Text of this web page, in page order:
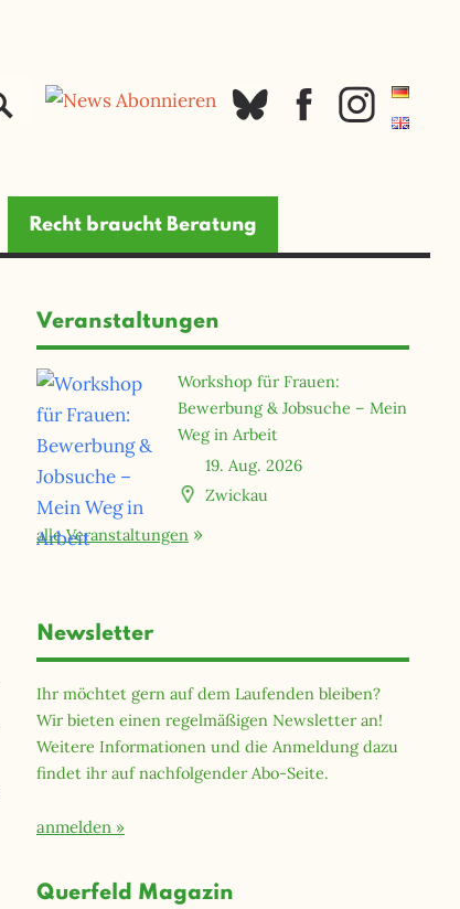
Recht braucht Beratung
Veranstaltungen
Workshop für Frauen:
Bewerbung & Jobsuche – Mein
Weg in Arbeit
19. Aug. 2026
Zwickau
alle Veranstaltungen
Newsletter
Ihr möchtet gern auf dem Laufenden bleiben?
Wir bieten einen regelmäßigen Newsletter an!
Weitere Informationen und die Anmeldung dazu
findet ihr auf nachfolgender Abo-Seite.
anmelden
Querfeld Magazin